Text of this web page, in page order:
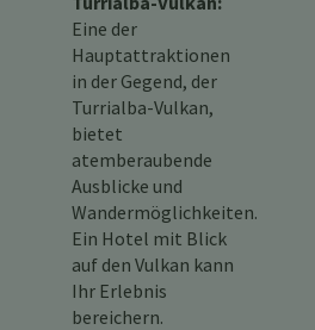
Eine der
Hauptattraktionen
in der Gegend, der
Turrialba-Vulkan,
bietet
atemberaubende
Ausblicke und
Wandermöglichkeiten.
Ein Hotel mit Blick
auf den Vulkan kann
Ihr Erlebnis
bereichern.